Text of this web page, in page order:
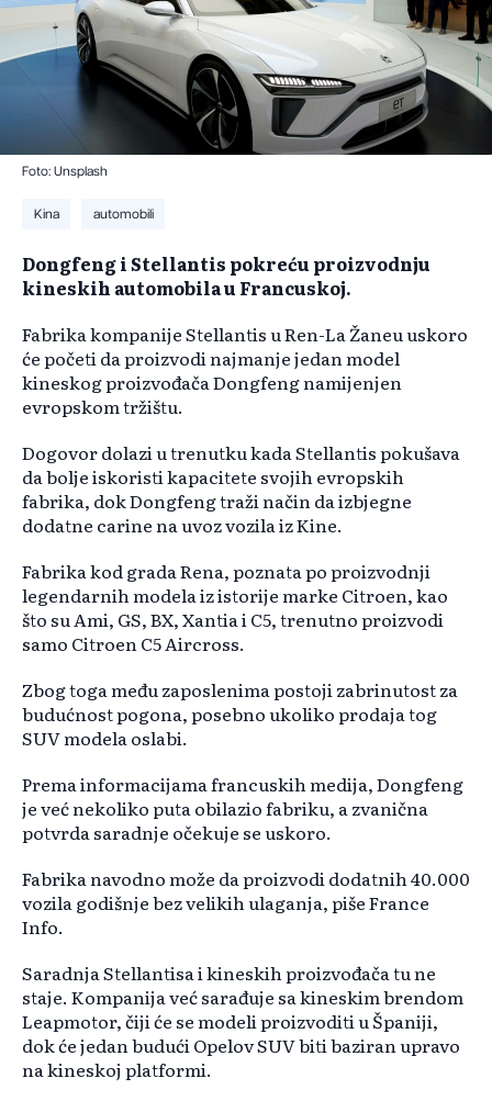
Foto: Unsplash
Kina automobili
Dongfeng i Stellantis pokreću proizvodnju
kineskih automobila u Francuskoj.
Fabrika kompanije Stellantis u Ren-La Žaneu uskoro
će početi da proizvodi najmanje jedan model
kineskog proizvođača Dongfeng namijenjen
evropskom tržištu.
Dogovor dolazi u trenutku kada Stellantis pokušava
da bolje iskoristi kapacitete svojih evropskih
fabrika, dok Dongfeng traži način da izbjegne
dodatne carine na uvoz vozila iz Kine.
Fabrika kod grada Rena, poznata po proizvodnji
legendarnih modela iz istorije marke Citroen, kao
što su Ami, GS, BX, Xantia i C5, trenutno proizvodi
samo Citroen C5 Aircross.
Zbog toga među zaposlenima postoji zabrinutost za
budućnost pogona, posebno ukoliko prodaja tog
SUV modela oslabi.
Prema informacijama francuskih medija, Dongfeng
je već nekoliko puta obilazio fabriku, a zvanična
potvrda saradnje očekuje se uskoro.
Fabrika navodno može da proizvodi dodatnih 40.000
vozila godišnje bez velikih ulaganja, piše France
Info.
Saradnja Stellantisa i kineskih proizvođača tu ne
staje. Kompanija već sarađuje sa kineskim brendom
Leapmotor, čiji će se modeli proizvoditi u Španiji,
dok će jedan budući Opelov SUV biti baziran upravo
na kineskoj platformi.